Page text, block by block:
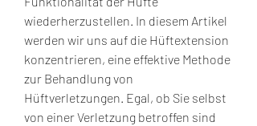
wiederherzustellen. In diesem Artikel
werden wir uns auf die Hüftextension
konzentrieren, eine effektive Methode
zur Behandlung von
Hüftverletzungen. Egal, ob Sie selbst
von einer Verletzung betroffen sind